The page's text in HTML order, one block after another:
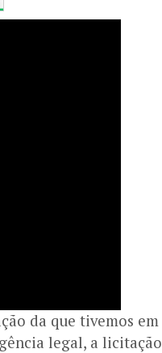
da que tivemos em
legal, a licitação